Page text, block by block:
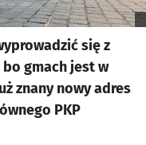
się z
gmach jest w
znany nowy adres
PKP